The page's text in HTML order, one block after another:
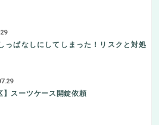
っぱなしにしてしまった！リスクと対処
】スーツケース開錠依頼